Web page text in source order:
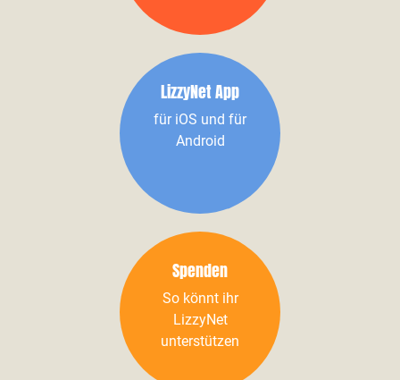
LizzyNet App
für iOS und für
Android
Spenden
So könnt ihr
LizzyNet
unterstützen